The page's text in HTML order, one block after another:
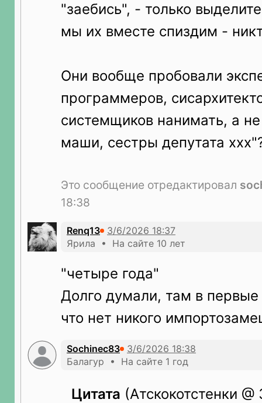
"заебись", - только
мы их вместе спиздим -
Они вообще пробовали
программеров,
системщиков нанимать, а
маши, сестры депутата
Это сообщение отредактировал
18:38
Renq13
Ярила • На сайте 10 лет
"четыре года"
Долго думали, там в
что нет никого
Sochinec83
Балагур • На сайте 1 год
Цитата (Атскокотстенки